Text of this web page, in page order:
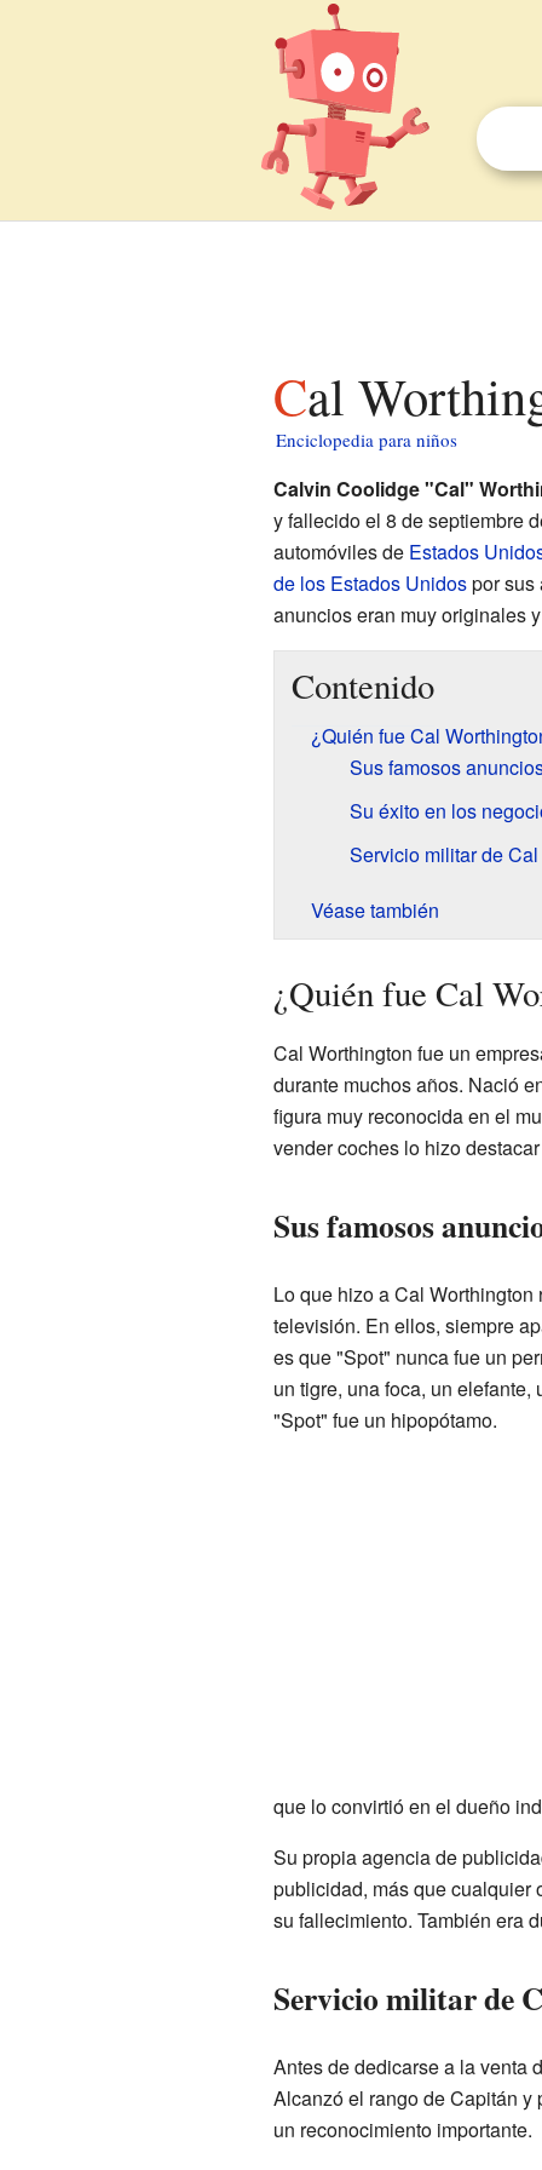
Cal
Enciclopedia para niños
Calvin Coolidge "Cal"
y fallecido el 8 de septiembre
automóviles de Estados
de los Estados Unidospor sus
anuncios eran muy originales
Contenido
¿Quién fue Cal
Sus famosos
Su éxito en los
Servicio militar de
Véase también
¿Quién fue Cal
Cal Worthington fue un
durante muchos años. Nació
figura muy reconocida en el
vender coches lo hizo
Sus famosos
Lo que hizo a Cal
televisión. En ellos, siempre
es que "Spot" nunca fue un
un tigre, una foca, un
"Spot" fue un hipopótamo.
que lo convirtió en el dueño
Su propia agencia de
publicidad, más que cualquier
su fallecimiento. También era
Servicio militar de
Antes de dedicarse a la venta
Alcanzó el rango de Capitán
un reconocimiento importante.